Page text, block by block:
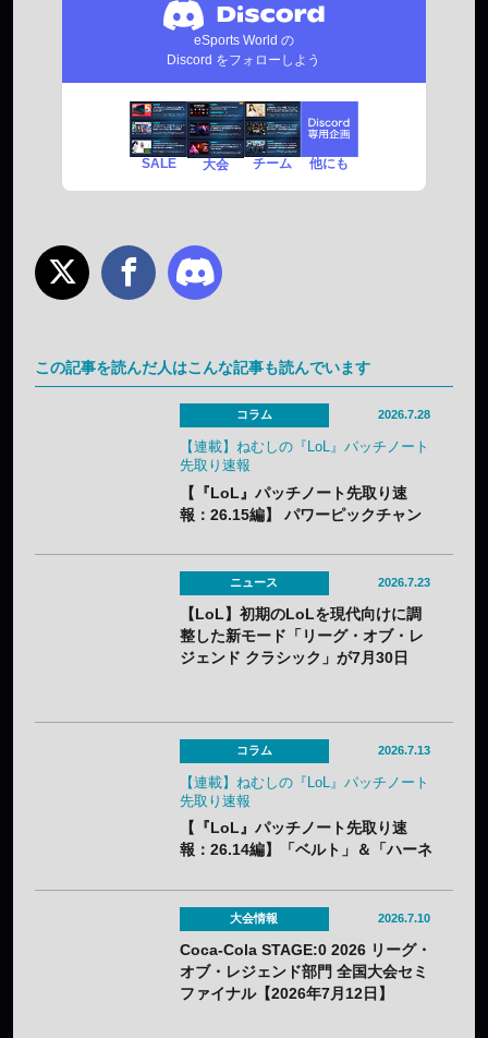
eSports World の
Discord をフォローしよう
SALE 大会 チーム 他にも
この記事を読んだ人はこんな記事も読んでいます
コラム 2026.7.28
【連載】ねむしの『LoL』パッチノート
先取り速報
【『LoL』パッチノート先取り速
報：26.15編】 パワーピックチャン
いにナーフ。「バスティオンブレイ
カー」はやり過ぎバフでメタアイテ
ム必至？
ニュース 2026.7.23
【LoL】初期のLoLを現代向けに調
整した新モード「リーグ・オブ・レ
ジェンド クラシック」が7月30日
が登場
コラム 2026.7.13
【連載】ねむしの『LoL』パッチノート
先取り速報
【『LoL』パッチノート先取り速
報：26.14編】「ベルト」＆「ハーネ
後の戦術に大きな影響？
大会情報 2026.7.10
Coca-Cola STAGE:0 2026 リーグ・
オブ・レジェンド部門 全国大会セミ
ファイナル【2026年7月12日】